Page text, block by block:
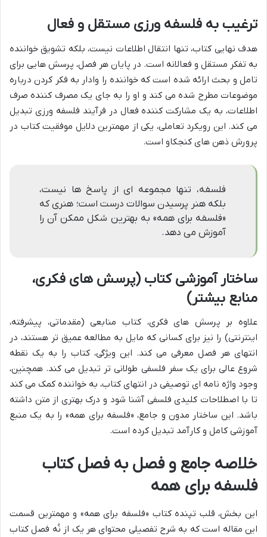
ترغیب به فلسفه ورزی مستقل و فعال
هدف نهایی کتاب، تنها انتقال اطلاعات نیست، بلکه تشویق خواننده
به تفکر مستقل و فعالانه است. در پایان هر فصل، پرسش هایی برای
تامل و بحث ارائه شده است که خواننده را وادار به فکر کردن درباره
موضوعات مطرح شده می کند و او را به جای یک مصرف کننده صرف
اطلاعات، به یک مشارکت کننده فعال در فرآیند فلسفه ورزی تبدیل
می کند. این رویکرد تعاملی، یکی از مهمترین دلایل موفقیت کتاب در
پرورش ذهن های کنجکاو است.
فلسفه، تنها مجموعه ای از پاسخ ها نیست،
بلکه هنر پرسیدن سوالات درست است؛ هنری که
«فلسفه برای همه» به بهترین شکل ممکن آن را
آموزش می دهد.
ساختار آموزشی کتاب (پرسش های فکری،
منابع بیشتر)
علاوه بر پرسش های فکری، کتاب منابعی (مقدماتی، پیشرفته،
اینترنتی) را نیز برای کسانی که مایل به مطالعه عمیق تر هستند، در
انتهای هر فصل معرفی می کند. این ویژگی، کتاب را به یک نقطه
شروع عالی برای یک سفر فلسفی طولانی تر تبدیل می کند. همچنین،
وجود واژه نامه ای توصیفی در انتهای کتاب، به خواننده کمک می کند
تا با اصطلاحات کلیدی فلسفی آشنا شود و درک بهتری از متن داشته
باشد. این ساختار مدون و جامع، «فلسفه برای همه» را به یک منبع
آموزشی کامل و کارآمد تبدیل کرده است.
خلاصه جامع و فصل به فصل کتاب
فلسفه برای همه
این بخش، قلب تپنده کتاب «فلسفه برای همه» و مهمترین قسمت
این مقاله است که به شرح تفصیلی محتوای هر یک از نُه فصل کتاب